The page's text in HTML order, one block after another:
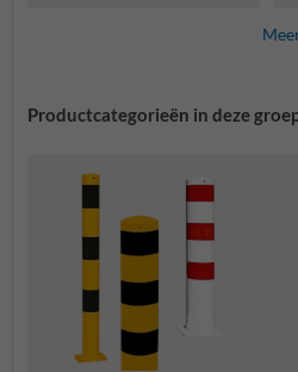
Productcategorieën in deze